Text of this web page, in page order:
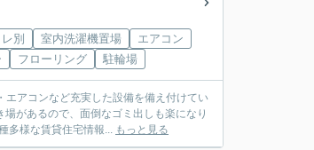
別 室内洗濯機置場
エアコン
フローリング 駐輪場
アコンなど充実した設備を備え付けてい
があるので、面倒なゴミ出しも楽になり
多様な賃貸住宅情報... もっと見る